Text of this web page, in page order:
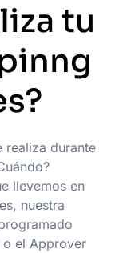
tu
realiza durante
llevemos en
nuestra
o el Approver